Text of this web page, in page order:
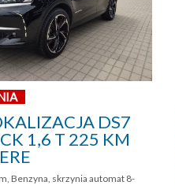
DS7
1,6 T 225 KM
Benzyna, skrzynia automat 8-